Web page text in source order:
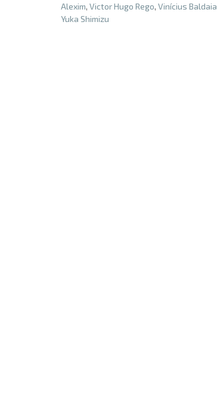
Alexim, Victor Hugo Rego, Vinícius Baldaia
Yuka Shimizu